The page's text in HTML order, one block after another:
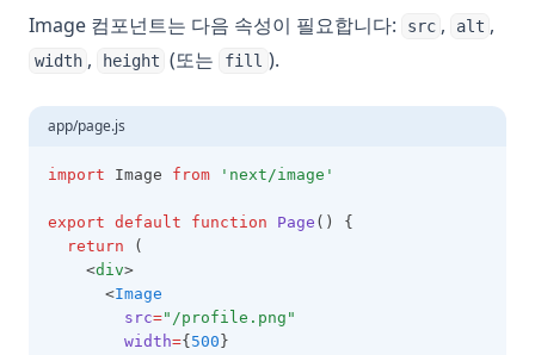
Image 컴포넌트는 다음 속성이 필요합니다: src , alt ,
width , height (또는 fill ).
app/page.js
import Image from 'next/image'
export default function Page () {
return (
    <
div>
      <
Image
src="/profile.png"
width={ 500 }